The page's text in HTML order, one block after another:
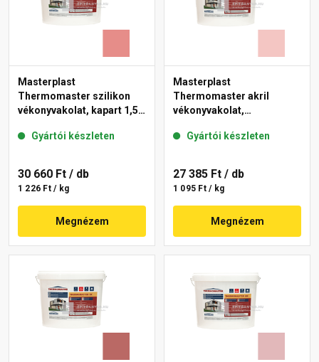
Masterplast
Thermomaster szilikon
vékonyvakolat, kapart 1,5
Gyártói készleten
30 660 Ft / db
1 226 Ft / kg
Megnézem
Masterplast
Thermomaster akril
vékonyvakolat,
21-F 25 kg
Gyártói készleten
27 385 Ft / db
1 095 Ft / kg
Megnézem